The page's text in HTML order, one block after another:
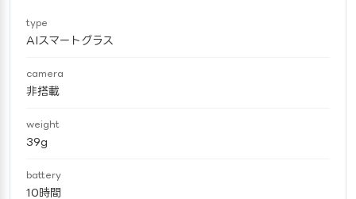
type
AIスマートグラス
camera
非搭載
weight
39g
battery
10時間